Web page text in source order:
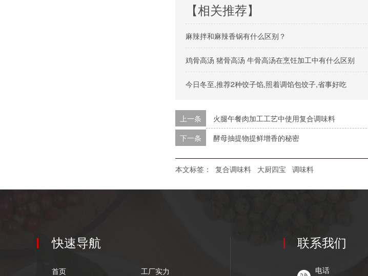
【相关推荐】
麻辣拌和麻辣香锅有什么区别？
鸡骨高汤 猪骨高汤 牛骨高汤在烹饪加工中有什么区别
今日冬至,推荐2种饺子馅,照着调馅包饺子,省事好吃
上一条
火腿午餐肉加工工艺中使用复合调味料
下一条 酵母抽提物提鲜增香的秘密
本文标签： 复合调味料 大厨四宝 调味料
快速导航
首页 工厂实力
联系我们
电话